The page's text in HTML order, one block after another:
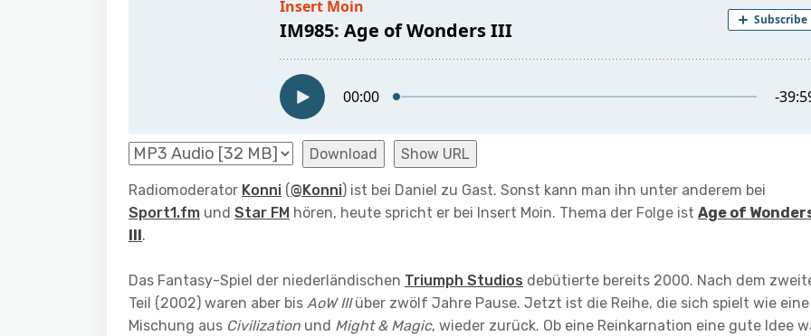
Download Show URL
Radiomoderator Konni (@Konni) ist bei Daniel zu Gast. Sonst kann man ihn unter anderem bei
Sport1.fm und Star FM hören, heute spricht er bei Insert Moin. Thema der Folge ist Age of
.
Das Fantasy-Spiel der niederländischen Triumph Studios debütierte bereits 2000. Nach dem
Teil (2002) waren aber bis AoW IIIüber zwölf Jahre Pause. Jetzt ist die Reihe, die sich spielt wie eine
Mischung aus Civilization und Might & Magic, wieder zurück. Ob eine Reinkarnation eine gute Idee